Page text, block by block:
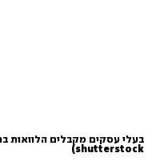
בעלי עסקים מקבלים הלוואות
shutterstock)